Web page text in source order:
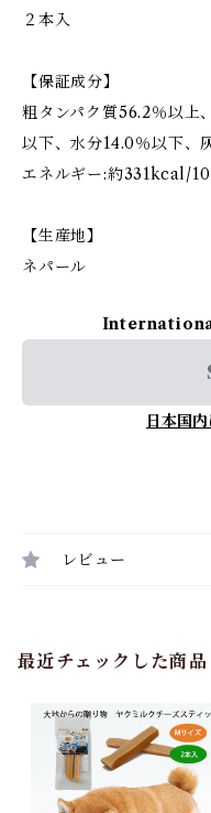
２本入
【保証成分】
粗タンパク質56.2％以上
以下、水分14.0％以下、
エネルギー:約331kcal/
【生産地】
ネパール
日本国
レビュー
最近チェックした商品